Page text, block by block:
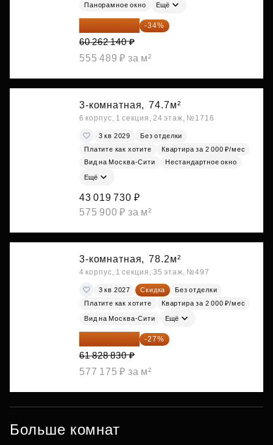
Панорамное окно Ещё
39 773 012 ₽ -34%
60 262 140 ₽
555 489 ₽ за м²
3-комнатная, 74.7м²
6 корпус, 1 секция, 24 этаж, №1716
3 кв 2029
Без отделки
Платите как хотите
Квартира за 2 000 ₽/мес
Вид на Москва-Сити
Нестандартное окно
Ещё
43 019 730 ₽
575 900 ₽ за м²
3-комнатная, 78.2м²
4 корпус, 1 секция, 35 этаж, №497
3 кв 2027 Скидка
Без отделки
Платите как хотите
Квартира за 2 000 ₽/мес
Вид на Москва-Сити Ещё
45 135 046 ₽ -27%
61 828 830 ₽
577 175 ₽ за м²
Больше комнат